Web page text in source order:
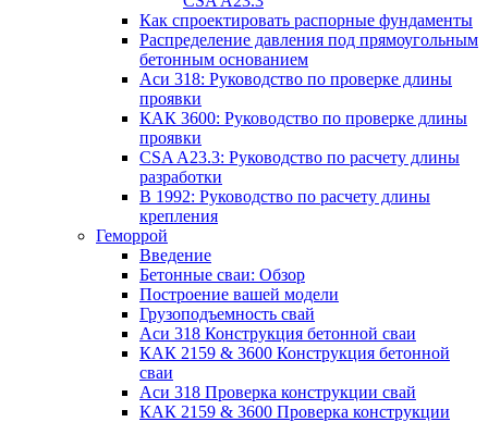
Как спроектировать распорные фундаменты
Распределение давления под прямоугольным
бетонным основанием
Аси 318: Руководство по проверке длины
проявки
КАК 3600: Руководство по проверке длины
проявки
CSA A23.3: Руководство по расчету длины
разработки
В 1992: Руководство по расчету длины
крепления
Геморрой
Введение
Бетонные сваи: Обзор
Построение вашей модели
Грузоподъемность свай
Аси 318 Конструкция бетонной сваи
КАК 2159 & 3600 Конструкция бетонной
сваи
Аси 318 Проверка конструкции свай
КАК 2159 & 3600 Проверка конструкции